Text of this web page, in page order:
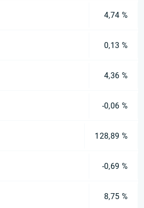
4,74 %
0,13 %
4,36 %
-0,06 %
128,89 %
-0,69 %
8,75 %